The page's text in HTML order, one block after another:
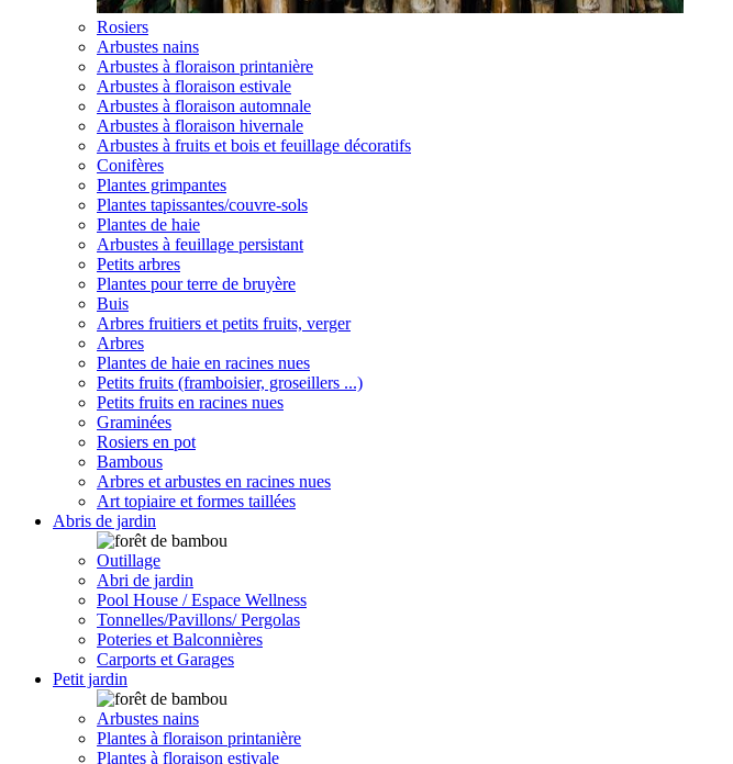
Rosiers
Arbustes nains
Arbustes à floraison printanière
Arbustes à floraison estivale
Arbustes à floraison automnale
Arbustes à floraison hivernale
Arbustes à fruits et bois et feuillage décoratifs
Conifères
Plantes grimpantes
Plantes tapissantes/couvre-sols
Plantes de haie
Arbustes à feuillage persistant
Petits arbres
Plantes pour terre de bruyère
Buis
Arbres fruitiers et petits fruits, verger
Arbres
Plantes de haie en racines nues
Petits fruits (framboisier, groseillers ...)
Petits fruits en racines nues
Graminées
Rosiers en pot
Bambous
Arbres et arbustes en racines nues
Art topiaire et formes taillées
Abris de jardin
Outillage
Abri de jardin
Pool House / Espace Wellness
Tonnelles/Pavillons/ Pergolas
Poteries et Balconnières
Carports et Garages
Petit jardin
Arbustes nains
Plantes à floraison printanière
Plantes à floraison estivale